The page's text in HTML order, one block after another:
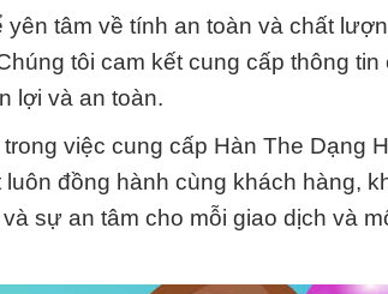
tâm về tính an toàn và chất
tôi cam kết cung cấp thông tin
lợi và an toàn.
việc cung cấp Hàn The Dạng
đồng hành cùng khách hàng,
sự an tâm cho mỗi giao dịch và